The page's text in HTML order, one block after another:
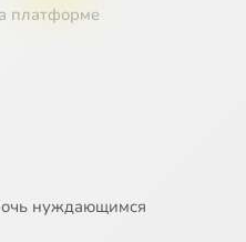
платформе
нуждающимся